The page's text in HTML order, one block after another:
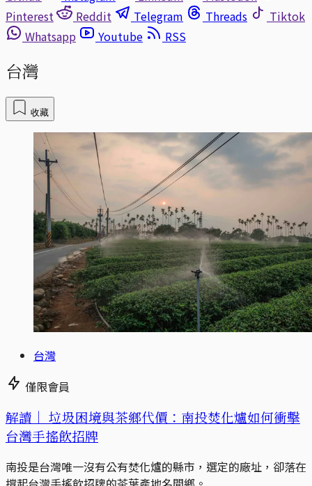
Pinterest
Reddit Telegram Threads
Tiktok
Whatsapp
Youtube RSS
台灣
收藏
台灣
僅限會員
解讀｜ 垃圾困境與茶鄉代價：南投焚化爐如何衝擊
台灣手搖飲招牌
南投是台灣唯一沒有公有焚化爐的縣市，選定的廠址，卻落在